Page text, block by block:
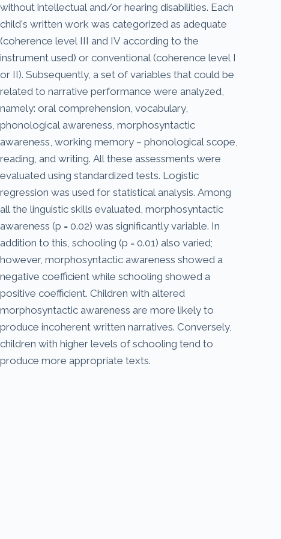
without intellectual and/or hearing disabilities. Each
child's written work was categorized as adequate
(coherence level III and IV according to the
instrument used) or conventional (coherence level I
or II). Subsequently, a set of variables that could be
related to narrative performance were analyzed,
namely: oral comprehension, vocabulary,
phonological awareness, morphosyntactic
awareness, working memory – phonological scope,
reading, and writing. All these assessments were
evaluated using standardized tests. Logistic
regression was used for statistical analysis. Among
all the linguistic skills evaluated, morphosyntactic
awareness (p = 0.02) was significantly variable. In
addition to this, schooling (p = 0.01) also varied;
however, morphosyntactic awareness showed a
negative coefficient while schooling showed a
positive coefficient. Children with altered
morphosyntactic awareness are more likely to
produce incoherent written narratives. Conversely,
children with higher levels of schooling tend to
produce more appropriate texts.